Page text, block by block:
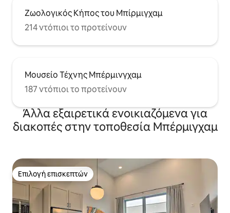
Ζωολογικός Κήπος του Μπίρμιγχαμ
214 ντόπιοι το προτείνουν
Μουσείο Τέχνης Μπέρμινγχαμ
187 ντόπιοι το προτείνουν
Άλλα εξαιρετικά ενοικιαζόμενα για
διακοπές στην τοποθεσία Μπέρμιγχαμ
Επιλογή επισκεπτών
Επιλογή επισκεπτών